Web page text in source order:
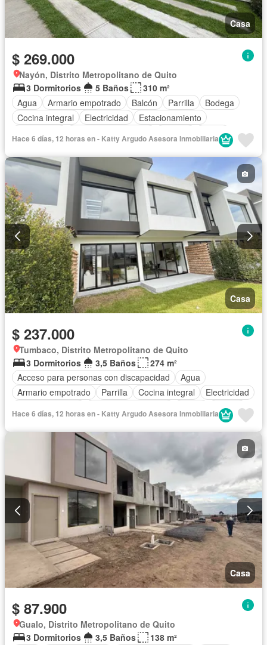
Casa
$ 269.000
Nayón, Distrito Metropolitano de Quito
3 Dormitorios
5 Baños
310 m²
Agua
Armario empotrado Balcón Parrilla
Bodega
Cocina integral
Electricidad
Estacionamiento
Jardín
Parcialmente amoblado
Hace 6 días, 12 horas en - Katty Argudo Asesora Inmobiliaria
Casa
$ 237.000
Tumbaco, Distrito Metropolitano de Quito
3 Dormitorios
3,5 Baños
274 m²
Acceso para personas con discapacidad
Agua
Armario empotrado
Parrilla Cocina integral
Electricidad
Piscina
Seguridad
Wifi
Hace 6 días, 12 horas en - Katty Argudo Asesora Inmobiliaria
Casa
$ 87.900
Gualo, Distrito Metropolitano de Quito
3 Dormitorios
3,5 Baños
138 m²